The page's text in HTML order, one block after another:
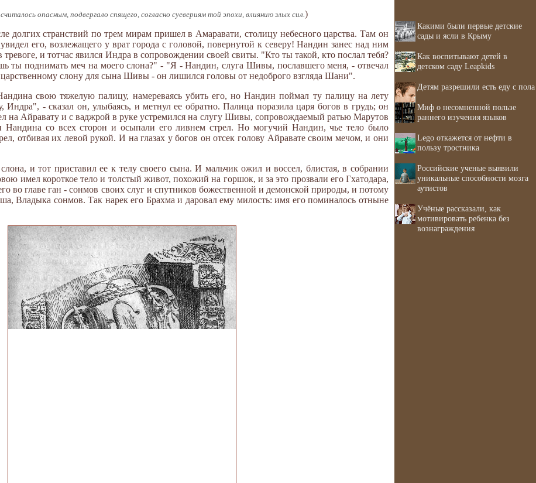
опасным, подвергало спящего, согласно суевериям той эпохи, влиянию злых сил.)
долгих странствий по трем мирам пришел в Амаравати, столицу небесного царства. Там он
его, возлежащего у врат города с головой, повернутой к северу! Нандин занес над ним
и тотчас явился Индра в сопровождении своей свиты. "Кто ты такой, кто послал тебя?
ты поднимать меч на моего слона?" - "Я - Нандин, слуга Шивы, пославшего меня, - отвечал
царственному слону для сына Шивы - он лишился головы от недоброго взгляда Шани".
свою тяжелую палицу, намереваясь убить его, но Нандин поймал ту палицу на лету
- сказал он, улыбаясь, и метнул ее обратно. Палица поразила царя богов в грудь; он
на Айравату и с ваджрой в руке устремился на слугу Шивы, сопровождаемый ратью Марутов
со всех сторон и осыпали его ливнем стрел. Но могучий Нандин, чье тело было
отбивая их левой рукой. И на глазах у богов он отсек голову Айравате своим мечом, и они
и тот приставил ее к телу своего сына. И мальчик ожил и воссел, блистая, в собрании
имел короткое тело и толстый живот, похожий на горшок, и за это прозвали его Гхатодара,
во главе ган - сонмов своих слуг и спутников божественной и демонской природы, и потому
Владыка сонмов. Так нарек его Брахма и даровал ему милость: имя его поминалось отныне
Какими были первые детские
сады и ясли в Крыму
Как воспитывают детей в
детском саду Leapkids
Детям разрешили есть еду с пола
Миф о несомненной пользе
раннего изучения языков
Lego откажется от нефти в
пользу тростника
Российские ученые выявили
уникальные способности мозга
аутистов
Учёные рассказали, как
мотивировать ребенка без
вознаграждения